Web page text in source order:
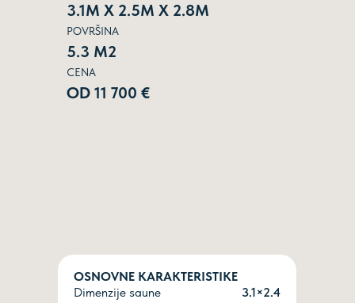
3.1М Х 2.5М Х 2.8М
POVRŠINA
5.3 М2
CENA
ОD 11 700 €
OSNOVNE KARAKTERISTIKE
Dimenzije saune
3.1×2.4